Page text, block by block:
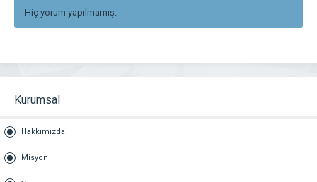
Hiç yorum yapılmamış.
Kurumsal
Hakkımızda
Misyon